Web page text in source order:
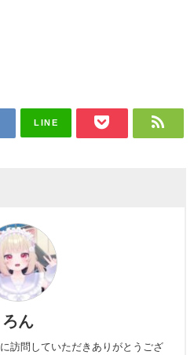
LINE
ろん
訪問していただきありがとうござ